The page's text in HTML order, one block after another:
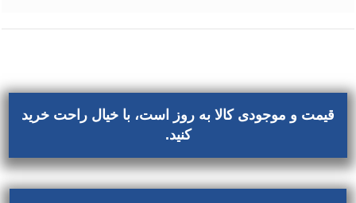
قیمت و موجودی کالا به روز است، با خیال راحت خرید
کنید.